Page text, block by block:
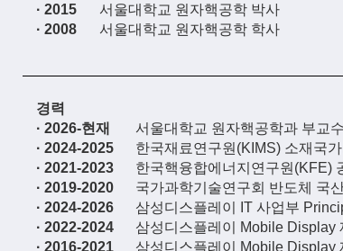
· 2015
서울대학교 원자핵공학 박사
· 2008
서울대학교 원자핵공학 학사
경력
· 2026-현재
서울대학교 원자핵공학과 부교수
· 2024-2025
한국재료연구원(KIMS) 소재국
· 2021-2023
한국핵융합에너지연구원(KFE)
· 2019-2020
국가과학기술연구회 반도체 국
· 2024-2026
삼성디스플레이 IT 사업부
· 2022-2024
삼성디스플레이 Mobile
· 2016-2021
삼성디스플레이 Mobile Display